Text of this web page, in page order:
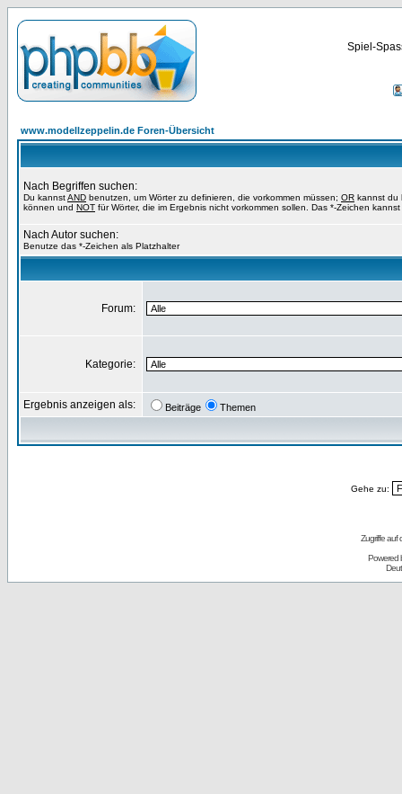
Spiel-
www.modellzeppelin.de Foren-Übersicht
Nach Begriffen suchen:
Du kannstAND benutzen, um Wörter zu definieren, die vorkommen müssen; OR kannst du
können und NOT für Wörter, die im Ergebnis nicht vorkommen sollen. Das *-Zeichen
Nach Autor suchen:
Benutze das *-Zeichen als Platzhalter
Forum:
Kategorie:
Ergebnis anzeigen als: Beiträge Themen
Gehe zu:
Zugriffe auf
Powered